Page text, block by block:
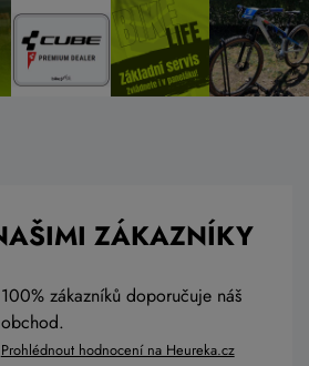
ZÁKAZNÍKY
100% zákazníků doporučuje náš
obchod.
Prohlédnout hodnocení na Heureka.cz